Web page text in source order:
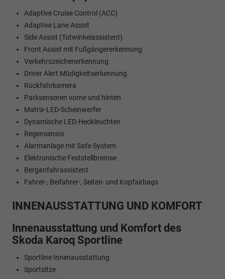
Adaptive Cruise Control (ACC)
Adaptive Lane Assist
Side Assist (Totwinkelassistent)
Front Assist mit Fußgängererkennung
Verkehrszeichenerkennung
Driver Alert Müdigkeitserkennung
Rückfahrkamera
Parksensoren vorne und hinten
Matrix-LED-Scheinwerfer
Dynamische LED-Heckleuchten
Regensensor
Alarmanlage mit Safe-System
Elektronische Feststellbremse
Berganfahrassistent
Fahrer-, Beifahrer-, Seiten- und Kopfairbags
INNENAUSSTATTUNG UND KOMFORT
Innenausstattung und Komfort des
Skoda Karoq Sportline
Sportline Innenausstattung
Sportsitze